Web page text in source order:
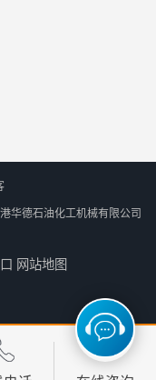
太原船用臂厂家
华德石油化工机械有限公司
网站地图